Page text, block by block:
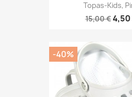
Topas-Kids,
15,00 €4,50
-40%